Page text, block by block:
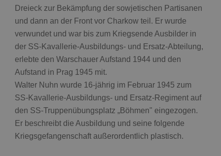
Dreieck zur Bekämpfung der sowjetischen Partisanen
und dann an der Front vor Charkow teil. Er wurde
verwundet und war bis zum Kriegsende Ausbilder in
der SS-Kavallerie-Ausbildungs- und Ersatz-Abteilung,
erlebte den Warschauer Aufstand 1944 und den
Aufstand in Prag 1945 mit.
Walter Nuhn wurde 16-jährig im Februar 1945 zum
SS-Kavallerie-Ausbildungs- und Ersatz-Regiment auf
den SS-Truppenübungsplatz „Böhmen" eingezogen.
Er beschreibt die Ausbildung und seine folgende
Kriegsgefangenschaft außerordentlich plastisch.